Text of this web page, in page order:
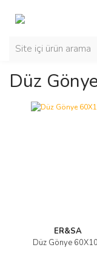
Düz
ER&SA
Düz Gönye